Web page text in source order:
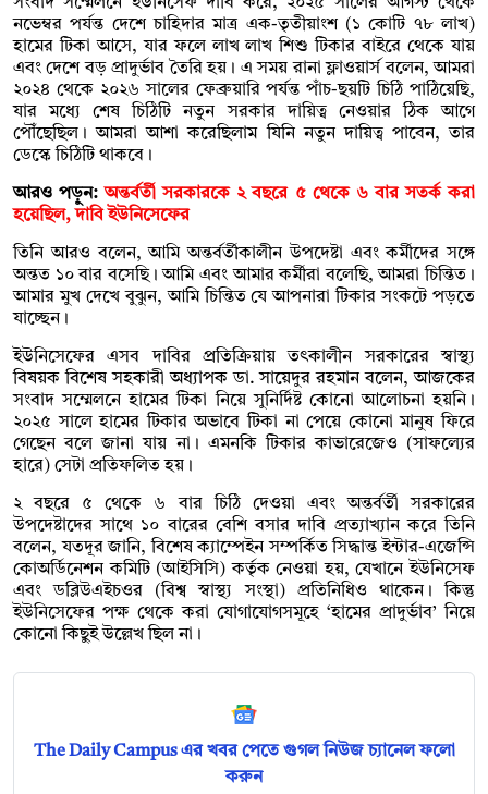
নভেম্বর পর্যন্ত দেশে চাহিদার মাত্র এক-তৃতীয়াংশ (১ কোটি ৭৮ লাখ)
হামের টিকা আসে, যার ফলে লাখ লাখ শিশু টিকার বাইরে থেকে যায়
এবং দেশে বড় প্রাদুর্ভাব তৈরি হয়। এ সময় রানা ফ্লাওয়ার্স বলেন, আমরা
২০২৪ থেকে ২০২৬ সালের ফেব্রুয়ারি পর্যন্ত পাঁচ-ছয়টি চিঠি পাঠিয়েছি,
যার মধ্যে শেষ চিঠিটি নতুন সরকার দায়িত্ব নেওয়ার ঠিক আগে
পৌঁছেছিল। আমরা আশা করেছিলাম যিনি নতুন দায়িত্ব পাবেন, তার
ডেস্কে চিঠিটি থাকবে।
আরও পড়ুন:অন্তর্বর্তী সরকারকে ২ বছরে ৫ থেকে ৬ বার সতর্ক করা
হয়েছিল, দাবি ইউনিসেফের
তিনি আরও বলেন, আমি অন্তর্বর্তীকালীন উপদেষ্টা এবং কর্মীদের সঙ্গে
অন্তত ১০ বার বসেছি। আমি এবং আমার কর্মীরা বলেছি, আমরা চিন্তিত।
আমার মুখ দেখে বুঝুন, আমি চিন্তিত যে আপনারা টিকার সংকটে পড়তে
যাচ্ছেন।
ইউনিসেফের এসব দাবির প্রতিক্রিয়ায় তৎকালীন সরকারের স্বাস্থ্য
বিষয়ক বিশেষ সহকারী অধ্যাপক ডা. সায়েদুর রহমান বলেন, আজকের
সংবাদ সম্মেলনে হামের টিকা নিয়ে সুনির্দিষ্ট কোনো আলোচনা হয়নি।
২০২৫ সালে হামের টিকার অভাবে টিকা না পেয়ে কোনো মানুষ ফিরে
গেছেন বলে জানা যায় না। এমনকি টিকার কাভারেজেও (সাফল্যের
হারে) সেটা প্রতিফলিত হয়।
২ বছরে ৫ থেকে ৬ বার চিঠি দেওয়া এবং অন্তর্বর্তী সরকারের
উপদেষ্টাদের সাথে ১০ বারের বেশি বসার দাবি প্রত্যাখ্যান করে তিনি
বলেন, যতদূর জানি, বিশেষ ক্যাম্পেইন সম্পর্কিত সিদ্ধান্ত ইন্টার-এজেন্সি
কোঅর্ডিনেশন কমিটি (আইসিসি) কর্তৃক নেওয়া হয়, যেখানে ইউনিসেফ
এবং ডব্লিউএইচওর (বিশ্ব স্বাস্থ্য সংস্থা) প্রতিনিধিও থাকেন। কিন্তু
ইউনিসেফের পক্ষ থেকে করা যোগাযোগসমূহে ‘হামের প্রাদুর্ভাব’ নিয়ে
কোনো কিছুই উল্লেখ ছিল না।
The Daily Campus এর খবর পেতে গুগল নিউজ চ্যানেল ফলো
করুন